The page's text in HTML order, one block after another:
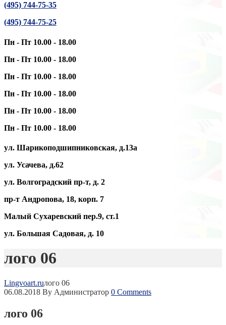
(495) 744-75-35
(495) 744-75-25
Пн - Пт 10.00 - 18.00
Пн - Пт 10.00 - 18.00
Пн - Пт 10.00 - 18.00
Пн - Пт 10.00 - 18.00
Пн - Пт 10.00 - 18.00
Пн - Пт 10.00 - 18.00
ул. Шарикоподшипниковская, д.13а
ул. Усачева, д.62
ул. Волгоградский пр-т, д. 2
пр-т Андропова, 18, корп. 7
Малый Сухаревский пер.9, ст.1
ул. Большая Садовая, д. 10
лого 06
Lingvoart.ruлого 06
06.08.2018 By Администратор 0 Comments
лого 06